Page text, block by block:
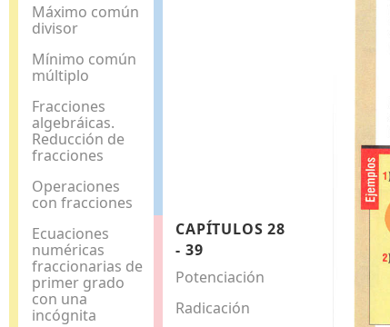
Máximo común
divisor
Mínimo común
múltiplo
Fracciones
algebráicas.
Reducción de
fracciones
Operaciones
con fracciones
Ecuaciones
numéricas
fraccionarias de
primer grado
con una
incógnita
CAPÍTULOS 28
- 39
Potenciación
Radicación